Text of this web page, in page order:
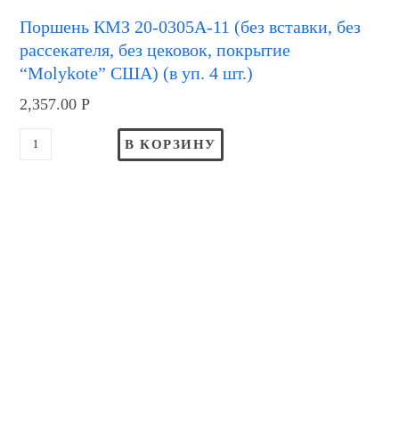
Поршень КМЗ 20-0305А-11 (без вставки, без
рассекателя, без цековок, покрытие
“Molykote” США) (в уп. 4 шт.)
2,357.00Р
В КОРЗИНУ